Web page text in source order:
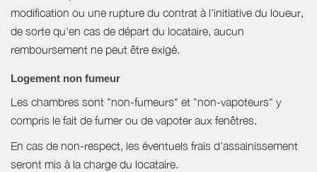
modification ou une rupture du contrat à l'initiative du loueur,
de sorte qu'en cas de départ du locataire, aucun
remboursement ne peut être exigé.
Logement non fumeur
Les chambres sont "non-fumeurs" et "non-vapoteurs" y
compris le fait de fumer ou de vapoter aux fenêtres.
En cas de non-respect, les éventuels frais d’assainissement
seront mis à la charge du locataire.